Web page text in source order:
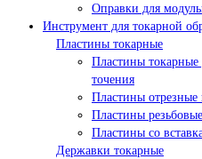
Оправки для
Инструмент для токарной
Пластины токарные
Пластины токарные
точения
Пластины отрезные
Пластины резьбовые
Пластины со
Державки токарные